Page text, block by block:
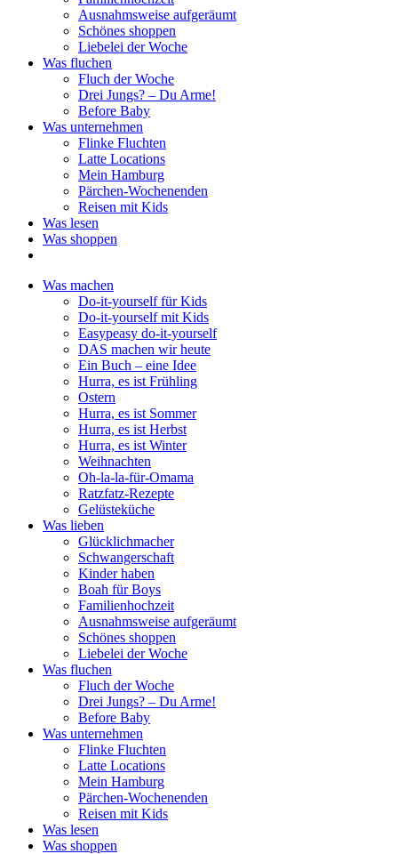
Ausnahmsweise aufgeräumt
Schönes shoppen
Liebelei der Woche
Was fluchen
Fluch der Woche
Drei Jungs? – Du Arme!
Before Baby
Was unternehmen
Flinke Fluchten
Latte Locations
Mein Hamburg
Pärchen-Wochenenden
Reisen mit Kids
Was lesen
Was shoppen
Was machen
Do-it-yourself für Kids
Do-it-yourself mit Kids
Easypeasy do-it-yourself
DAS machen wir heute
Ein Buch – eine Idee
Hurra, es ist Frühling
Ostern
Hurra, es ist Sommer
Hurra, es ist Herbst
Hurra, es ist Winter
Weihnachten
Oh-la-la-für-Omama
Ratzfatz-Rezepte
Gelüsteküche
Was lieben
Glücklichmacher
Schwangerschaft
Kinder haben
Boah für Boys
Familienhochzeit
Ausnahmsweise aufgeräumt
Schönes shoppen
Liebelei der Woche
Was fluchen
Fluch der Woche
Drei Jungs? – Du Arme!
Before Baby
Was unternehmen
Flinke Fluchten
Latte Locations
Mein Hamburg
Pärchen-Wochenenden
Reisen mit Kids
Was lesen
Was shoppen